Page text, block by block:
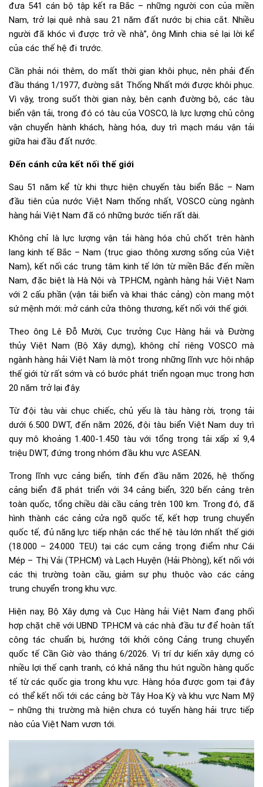
đưa 541 cán bộ tập kết ra Bắc – những người con của miền
Nam, trở lại quê nhà sau 21 năm đất nước bị chia cắt. Nhiều
người đã khóc vì được trở về nhà”, ông Minh chia sẻ lại lời kể
của các thế hệ đi trước.
Cần phải nói thêm, do mất thời gian khôi phục, nên phải đến
đầu tháng 1/1977, đường sắt Thống Nhất mới được khôi phục.
Vì vậy, trong suốt thời gian này, bên cạnh đường bộ, các tàu
biển vận tải, trong đó có tàu của VOSCO, là lực lượng chủ công
vận chuyển hành khách, hàng hóa, duy trì mạch máu vận tải
giữa hai đầu đất nước.
Đến cánh cửa kết nối thế giới
Sau 51 năm kể từ khi thực hiện chuyến tàu biển Bắc – Nam
đầu tiên của nước Việt Nam thống nhất, VOSCO cùng ngành
hàng hải Việt Nam đã có những bước tiến rất dài.
Không chỉ là lực lượng vận tải hàng hóa chủ chốt trên hành
lang kinh tế Bắc – Nam (trục giao thông xương sống của Việt
Nam), kết nối các trung tâm kinh tế lớn từ miền Bắc đến miền
Nam, đặc biệt là Hà Nội và TP.HCM, ngành hàng hải Việt Nam
với 2 cấu phần (vận tải biển và khai thác cảng) còn mang một
sứ mệnh mới: mở cánh cửa thông thương, kết nối với thế giới.
Theo ông Lê Đỗ Mười, Cục trưởng Cục Hàng hải và Đường
thủy Việt Nam (Bộ Xây dựng), không chỉ riêng VOSCO mà
ngành hàng hải Việt Nam là một trong những lĩnh vực hội nhập
thế giới từ rất sớm và có bước phát triển ngoạn mục trong hơn
20 năm trở lại đây.
Từ đội tàu vài chục chiếc, chủ yếu là tàu hàng rời, trọng tải
dưới 6.500 DWT, đến năm 2026, đội tàu biển Việt Nam duy trì
quy mô khoảng 1.400-1.450 tàu với tổng trọng tải xấp xỉ 9,4
triệu DWT, đứng trong nhóm đầu khu vực ASEAN.
Trong lĩnh vực cảng biển, tính đến đầu năm 2026, hệ thống
cảng biển đã phát triển với 34 cảng biển, 320 bến cảng trên
toàn quốc, tổng chiều dài cầu cảng trên 100 km. Trong đó, đã
hình thành các cảng cửa ngõ quốc tế, kết hợp trung chuyển
quốc tế, đủ năng lực tiếp nhận các thế hệ tàu lớn nhất thế giới
(18.000 – 24.000 TEU) tại các cụm cảng trọng điểm như Cái
Mép – Thị Vải (TP.HCM) và Lạch Huyện (Hải Phòng), kết nối với
các thị trường toàn cầu, giảm sự phụ thuộc vào các cảng
trung chuyển trong khu vực.
Hiện nay, Bộ Xây dựng và Cục Hàng hải Việt Nam đang phối
hợp chặt chẽ với UBND TP.HCM và các nhà đầu tư để hoàn tất
công tác chuẩn bị, hướng tới khởi công Cảng trung chuyển
quốc tế Cần Giờ vào tháng 6/2026. Vị trí dự kiến xây dựng có
nhiều lợi thế cạnh tranh, có khả năng thu hút nguồn hàng quốc
tế từ các quốc gia trong khu vực. Hàng hóa được gom tại đây
có thể kết nối tới các cảng bờ Tây Hoa Kỳ và khu vực Nam Mỹ
– những thị trường mà hiện chưa có tuyến hàng hải trực tiếp
nào của Việt Nam vươn tới.